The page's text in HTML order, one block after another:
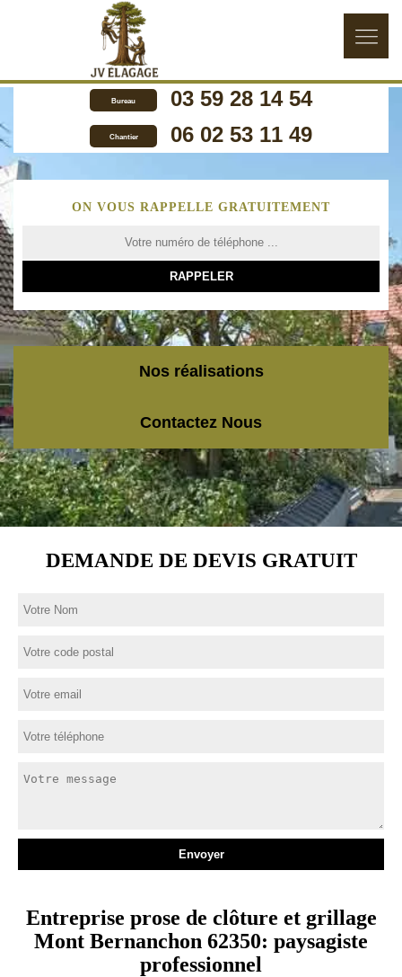
Bureau 03 59 28 14 54
Chantier 06 02 53 11 49
ON VOUS RAPPELLE GRATUITEMENT
Nos réalisations
Contactez Nous
DEMANDE DE DEVIS GRATUIT
Entreprise prose de clôture et grillage
Mont Bernanchon 62350: paysagiste
professionnel